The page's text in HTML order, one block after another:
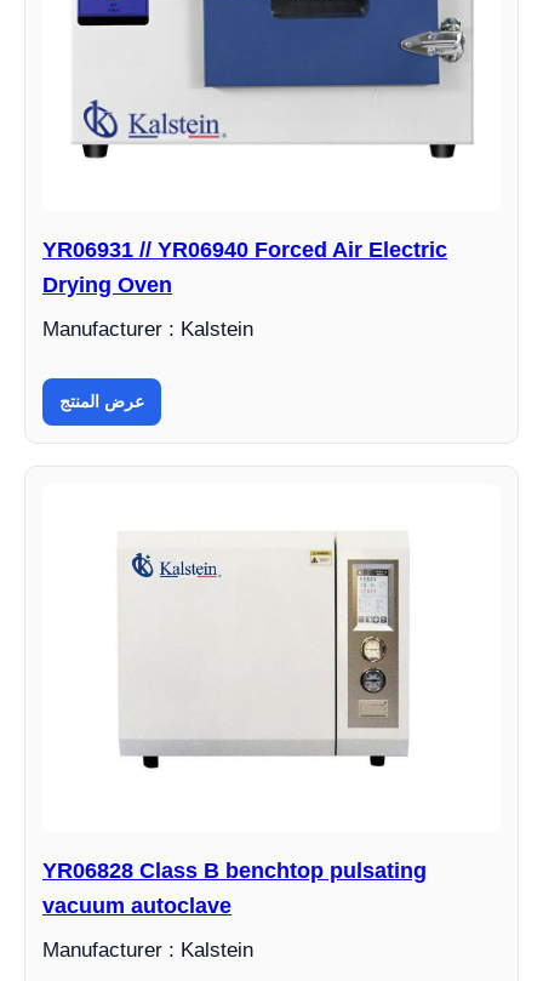
YR06931 // YR06940 Forced Air Electric
Drying Oven
Manufacturer : Kalstein
عرض المنتج
YR06828 Class B benchtop pulsating
vacuum autoclave
Manufacturer : Kalstein